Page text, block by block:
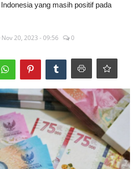
yang masih positif pada
Nov 20, 2023 - 09:56 0